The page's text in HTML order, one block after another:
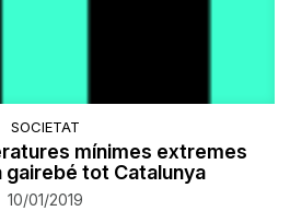
SOCIETAT
mínimes extremes
gairebé tot Catalunya
10/01/2019